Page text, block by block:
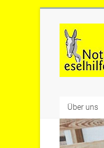
springen
Über uns